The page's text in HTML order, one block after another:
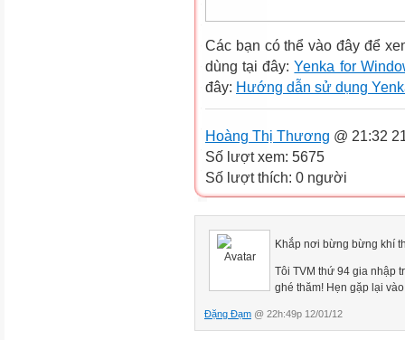
Các bạn có thể vào đây để
dùng tại đây:Yenka for
đây: Hướng dẫn sử dụng
Hoàng Thị Thương @ 21:32
Số lượt xem: 5675
Số lượt thích: 0 người
Khắp nơi bừng bừng khí
Tôi TVM thứ 94 gia nhập
ghé thăm! Hẹn gặp lại
Đặng Đạm @ 22h:49p 12/01/12